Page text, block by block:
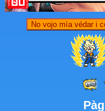
No vojo mìa védar i